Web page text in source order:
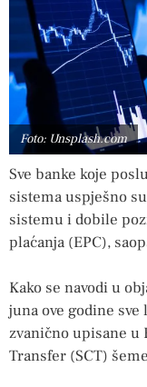
Foto: Unsplash.com
Sve banke koje
sistema uspješno
sistemu i dobile
plaćanja (EPC),
Kako se navodi u
juna ove godine
zvanično upisane u
Transfer (SCT)